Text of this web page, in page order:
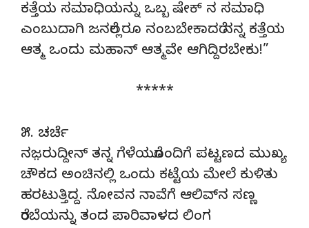
ಕತ್ತೆಯ ಸಮಾಧಿಯನ್ನು ಒಬ್ಬ ಷೇಕ್‌ ನ ಸಮಾಧಿ
ಎಂಬುದಾಗಿ ಜನರೆಲ್ಲರೂ ನಂಬಬೇಕಾದರೆ ನನ್ನ ಕತ್ತೆಯ
ಆತ್ಮ ಒಂದು ಮಹಾನ್‌ ಆತ್ಮವೇ ಆಗಿದ್ದಿರಬೇಕು!”
*****
೫. ಚರ್ಚೆ
ನಜ಼ರುದ್ದೀನ್‌ ತನ್ನ ಗೆಳೆಯರೊಂದಿಗೆ ಪಟ್ಟಣದ ಮುಖ್ಯ
ಚೌಕದ ಅಂಚಿನಲ್ಲಿ ಒಂದು ಕಟ್ಟೆಯ ಮೇಲೆ ಕುಳಿತು
ಹರಟುತ್ತಿದ್ದ. ನೋವನ ನಾವೆಗೆ ಆಲಿವ್‌ನ ಸಣ್ಣ
ರೆಂಬೆಯನ್ನು ತಂದ ಪಾರಿವಾಳದ ಲಿಂಗ